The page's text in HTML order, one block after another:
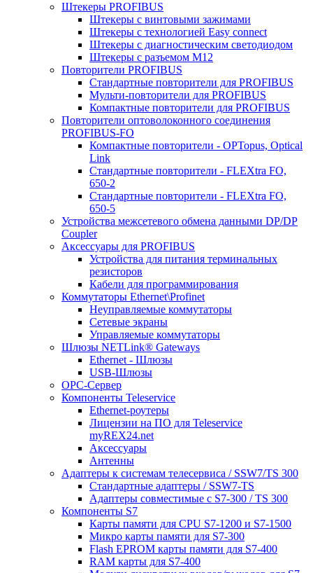
Штекеры PROFIBUS
Штекеры с винтовыми зажимами
Штекеры с технологией Easy connect
Штекеры с диагностическим светодиодом
Штекеры с разъемом М12
Повторители PROFIBUS
Стандартные повторители для PROFIBUS
Мульти-повторители для PROFIBUS
Компактные повторители для PROFIBUS
Повторители оптоволоконного соединения
PROFIBUS-FO
Компактные повторители - OPTopus, Optical
Link
Стандартные повторители - FLEXtra FO,
650-2
Стандартные повторители - FLEXtra FO,
650-5
Устройства межсетевого обмена данными DP/DP
Coupler
Аксессуары для PROFIBUS
Устройства для питания терминальных
резисторов
Кабели для программирования
Коммутаторы Ethernet\Profinet
Неуправляемые коммутаторы
Сетевые экраны
Управляемые коммутаторы
Шлюзы NETLink® Gateways
Ethernet - Шлюзы
USB-Шлюзы
ОРС-Сервер
Компоненты Teleservice
Ethernet-роутеры
Лицензии на ПО для Teleservice
myREX24.net
Аксессуары
Антенны
Адаптеры к системам телесервиса / SSW7/TS 300
Стандартные адаптеры / SSW7-TS
Адаптеры совместимые с S7-300 / TS 300
Компоненты S7
Карты памяти для CPU S7-1200 и S7-1500
Микро карты памяти для S7-300
Flash EPROM карты памяти для S7-400
RAM карты для S7-400